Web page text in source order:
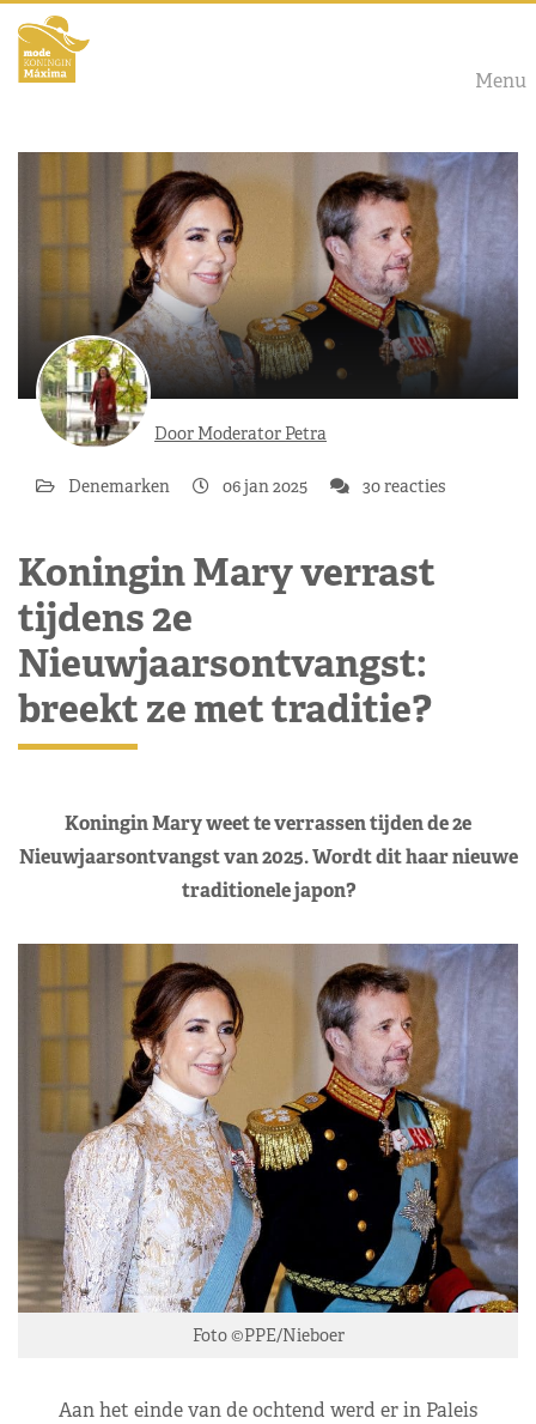
Menu
Door Moderator Petra
Denemarken 06 jan 2025 30 reacties
Koningin Mary verrast
tijdens 2e
Nieuwjaarsontvangst:
breekt ze met traditie?
Koningin Mary weet te verrassen tijden de 2e
Nieuwjaarsontvangst van 2025. Wordt dit haar nieuwe
traditionele japon?
Foto ©PPE/Nieboer
Aan het einde van de ochtend werd er in Paleis